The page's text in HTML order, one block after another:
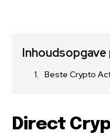
Inhoudsopgave
Beste Crypto
Direct